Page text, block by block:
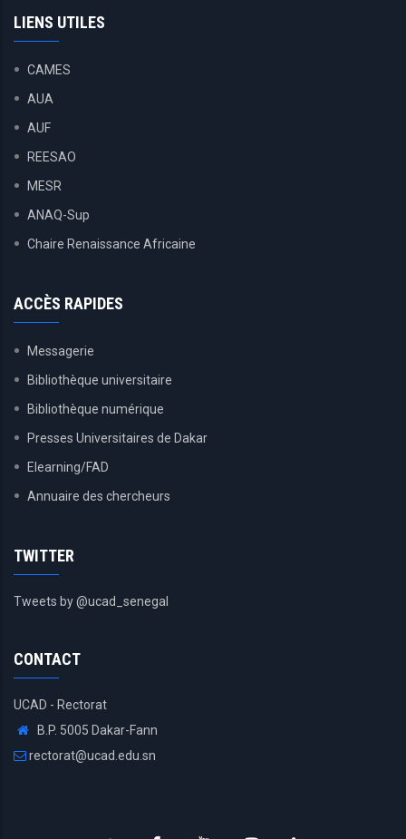
LIENS UTILES
CAMES
AUA
AUF
REESAO
MESR
ANAQ-Sup
Chaire Renaissance Africaine
ACCÈS RAPIDES
Messagerie
Bibliothèque universitaire
Bibliothèque numérique
Presses Universitaires de Dakar
Elearning/FAD
Annuaire des chercheurs
TWITTER
Tweets by @ucad_senegal
CONTACT
UCAD - Rectorat
B.P. 5005 Dakar-Fann
rectorat@ucad.edu.sn